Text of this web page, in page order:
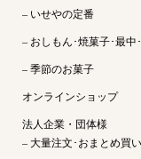
– いせやの定番
– おしもん･焼菓子･最中
– 季節のお菓子
オンラインショップ
法人企業・団体様
– 大量注文･おまとめ買い